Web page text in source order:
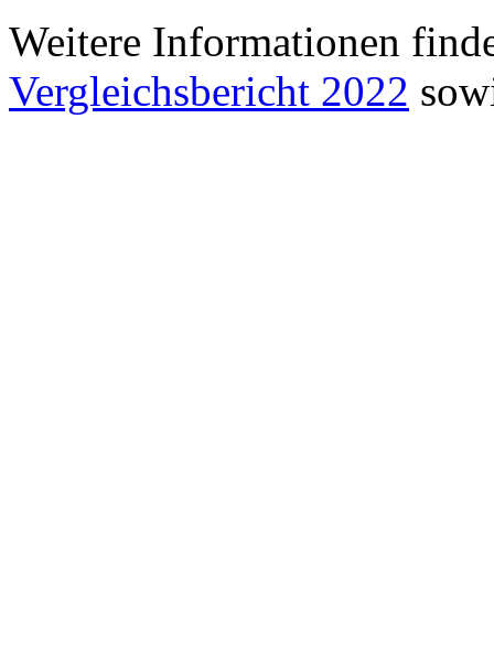
Weitere Informationen
Vergleichsbericht 2022